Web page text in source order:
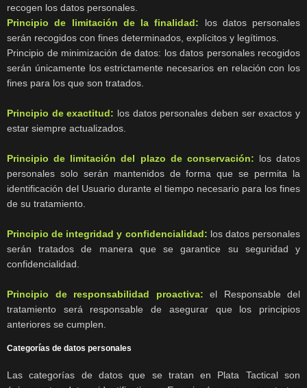
recogen los datos personales.
Principio de limitación de la finalidad: los datos personales
serán recogidos con fines determinados, explícitos y legítimos.
Principio de minimización de datos: los datos personales recogidos
serán únicamente los estrictamente necesarios en relación con los
fines para los que son tratados.
Principio de exactitud: los datos personales deben ser exactos y
estar siempre actualizados.
Principio de limitación del plazo de conservación: los datos
personales solo serán mantenidos de forma que se permita la
identificación del Usuario durante el tiempo necesario para los fines
de su tratamiento.
Principio de integridad y confidencialidad: los datos personales
serán tratados de manera que se garantice su seguridad y
confidencialidad.
Principio de responsabilidad proactiva: el Responsable del
tratamiento será responsable de asegurar que los principios
anteriores se cumplen.
Categorías de datos personales
Las categorías de datos que se tratan en Plata Tactical son